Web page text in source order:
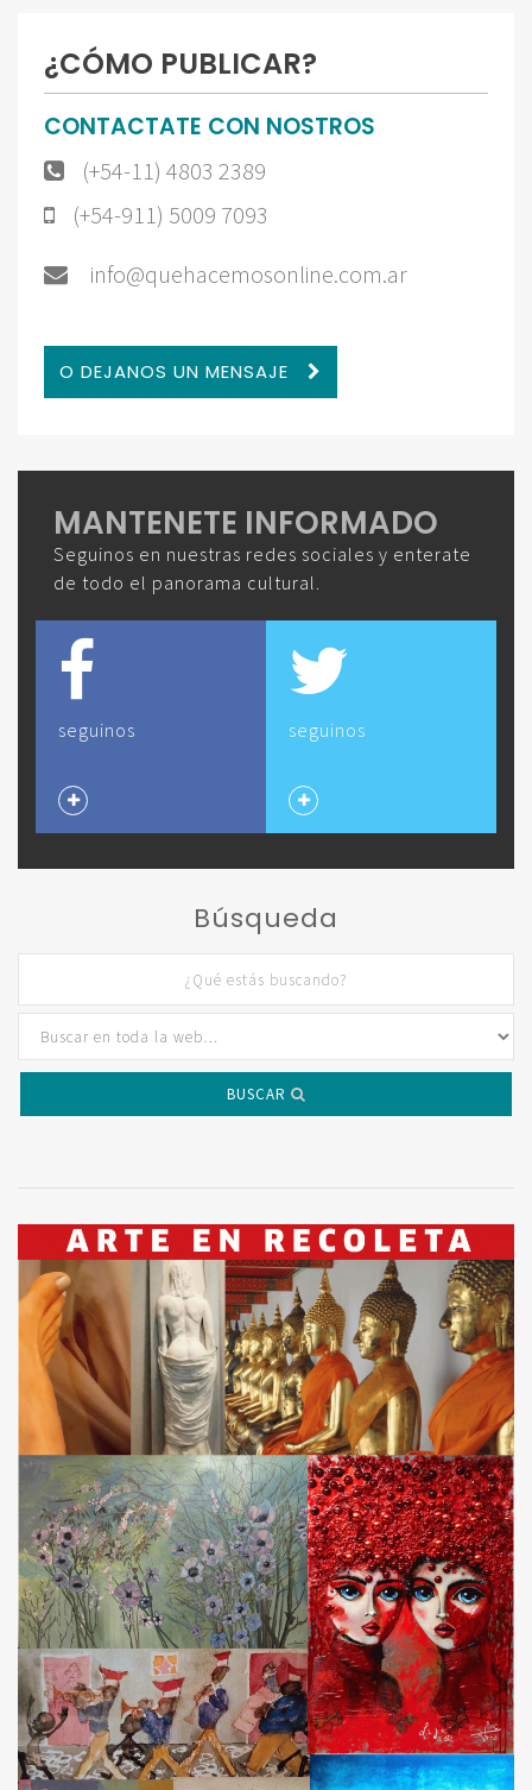
¿CÓMO PUBLICAR?
CONTACTATE CON NOSTROS
(+54-11) 4803 2389
(+54-911) 5009 7093
info@quehacemosonline.com.ar
O DEJANOS UN MENSAJE
MANTENETE INFORMADO
Seguinos en nuestras redes sociales y enterate
de todo el panorama cultural.
seguinos seguinos
Búsqueda
BUSCAR